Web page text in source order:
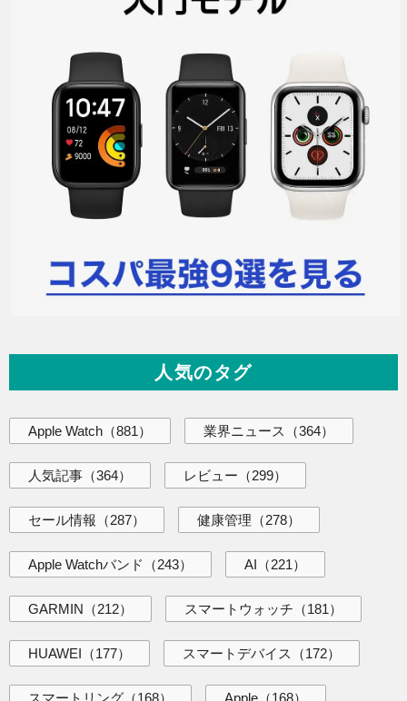
人気のタグ
Apple Watch （881） 業界ニュース （364）
人気記事 （364） レビュー （299）
セール情報 （287） 健康管理 （278）
Apple Watchバンド （243） AI （221）
GARMIN （212） スマートウォッチ （181）
HUAWEI （177） スマートデバイス （172）
スマートリング （168） Apple （168）